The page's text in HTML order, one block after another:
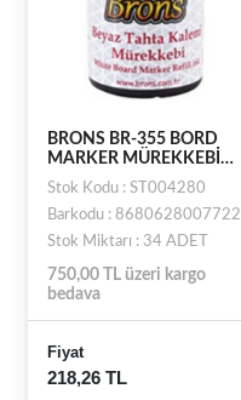
BRONS BR-355 BORD
MARKER MÜREKKEBİ
KIRMIZI 100 CC
Stok Kodu : ST004280
Barkodu : 8680628007722
Stok Miktarı : 34 ADET
750,00 TL üzeri kargo
bedava
Fiyat
218,26 TL